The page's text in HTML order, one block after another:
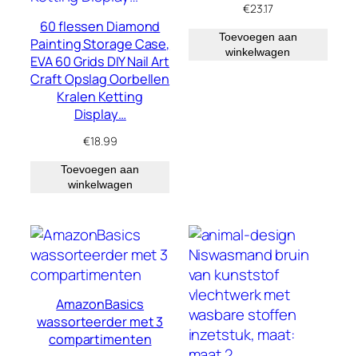
60 flessen Diamond
Painting Storage Case,
EVA 60 Grids DIY Nail Art
Craft Opslag Oorbellen
Kralen Ketting
Display…
€18.99
Toevoegen aan
winkelwagen
€23.17
Toevoegen aan
winkelwagen
AmazonBasics
wassorteerder met 3
compartimenten